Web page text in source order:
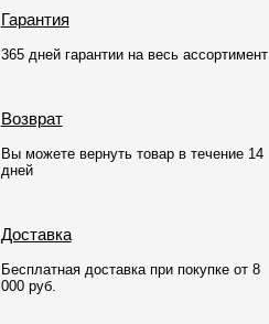
Гарантия
365 дней гарантии на весь ассортимент
Возврат
Вы можете вернуть товар в течение 14
дней
Доставка
Бесплатная доставка при покупке от 8
000 руб.